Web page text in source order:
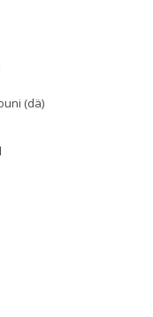
(dä)